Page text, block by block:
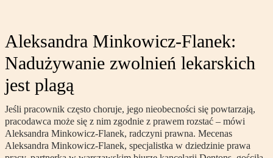
Aleksandra Minkowicz-Flanek:
Nadużywanie zwolnień lekarskich
jest plagą
Jeśli pracownik często choruje, jego nieobecności się powtarzają,
pracodawca może się z nim zgodnie z prawem rozstać – mówi
Aleksandra Minkowicz-Flanek, radczyni prawna. Mecenas
Aleksandra Minkowicz-Flanek, specjalistka w dziedzinie prawa